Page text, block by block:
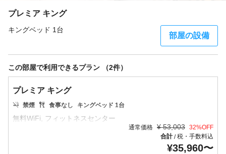
プレミア キング
キングベッド 1台
部屋の設備
この部屋で利用できるプラン （2件）
プレミア キング
禁煙 食事なし キングベッド 1台
通常価格 ¥ 53,003 32%OFF
合計/税・手数料込
¥35,960〜